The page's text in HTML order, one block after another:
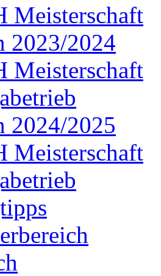
Meisterschaft
2023/2024
Meisterschaft
2024/2025
Meisterschaft